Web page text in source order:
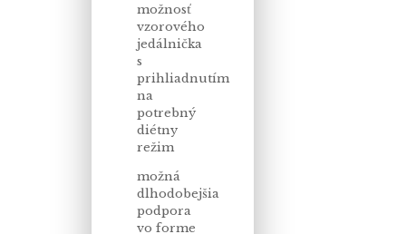
možnosť
vzorového
jedálnička
s
prihliadnutím
na
potrebný
diétny
režim
možná
dlhodobejšia
podpora
vo forme